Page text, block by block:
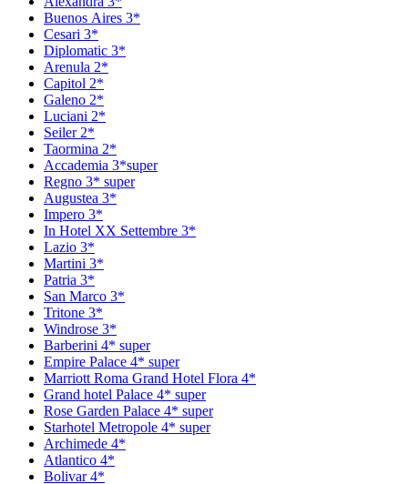
Вuenos Аires 3*
Сesari 3*
Diplomatic 3*
Arenula 2*
Capitol 2*
Galeno 2*
Luciani 2*
Seiler 2*
Taormina 2*
Accademia 3*super
Regno 3* super
Augustea 3*
Impero 3*
In Hotel XX Settembre 3*
Lazio 3*
Martini 3*
Patria 3*
San Marco 3*
Tritone 3*
Windrose 3*
Barberini 4* super
Empire Palace 4* super
Marriott Roma Grand Hotel Flora 4*
Grand hotel Palace 4* super
Rose Garden Palace 4* super
Starhotel Metropole 4* super
Archimede 4*
Atlantico 4*
Bolivar 4*